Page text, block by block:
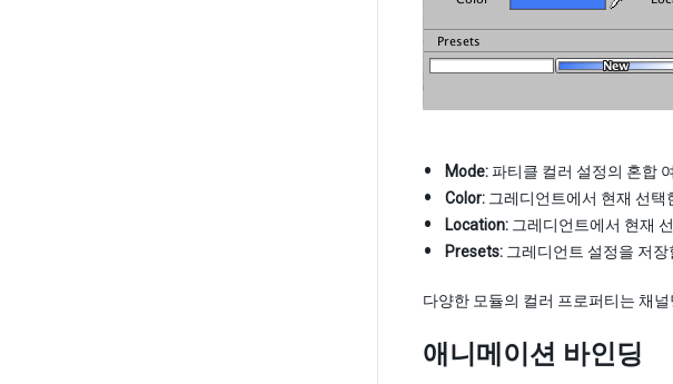
Mode:파티클 컬러 설정의 혼합
Color: 그레디언트에서 현재 선택
Location: 그레디언트에서 현재
Presets: 그레디언트 설정을 저
다양한 모듈의 컬러 프로퍼티는 채
애니메이션 바인딩